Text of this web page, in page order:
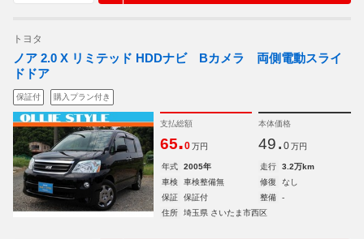
トヨタ
ノア 2.0 X リミテッド HDDナビ Bカメラ 両側電動スライ
ドドア
保証付 購入プラン付き
支払総額
65.0 万円
本体価格
49. 0 万円
年式 2005年 走行
3.2万km
車検
車検整備無 修復
なし
保証
保証付 整備
-
住所
埼玉県 さいたま市西区